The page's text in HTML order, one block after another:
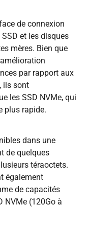
de connexion
et les disques
mères. Bien que
par rapport aux
ils sont
les SSD NVMe, qui
plus rapide.
dans une
de quelques
téraoctets.
également
de capacités
NVMe (120Go à